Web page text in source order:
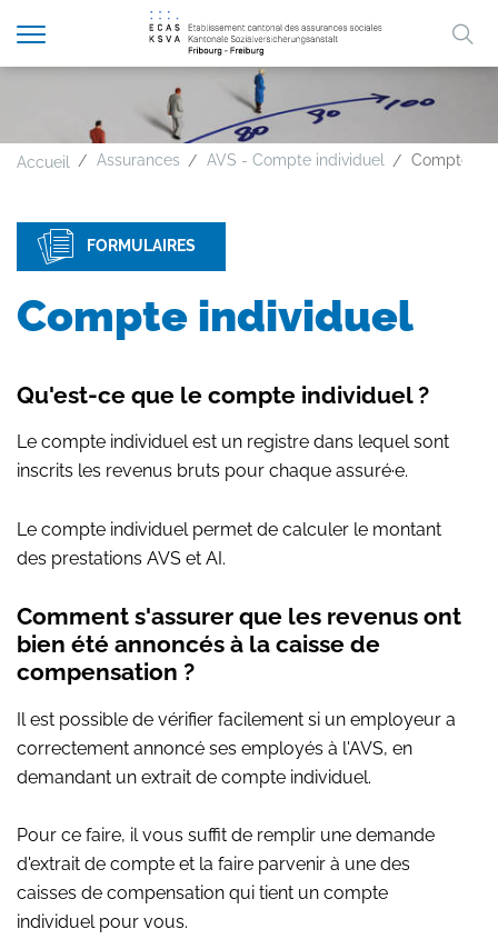
Afficher
la
Accueil Assurances AVS - Compte individuel Compte
FORMULAIRES
Compte individuel
Qu'est-ce que le compte individuel ?
Le compte individuel est un registre dans lequel sont
inscrits les revenus bruts pour chaque assuré·e.
Le compte individuel permet de calculer le montant
des prestations AVS et AI.
Comment s'assurer que les revenus ont
bien été annoncés à la caisse de
compensation ?
Il est possible de vérifier facilement si un employeur a
correctement annoncé ses employés à l'AVS, en
demandant un extrait de compte individuel.
Pour ce faire, il vous suffit de remplir une demande
d'extrait de compte et la faire parvenir à une des
caisses de compensation qui tient un compte
individuel pour vous.